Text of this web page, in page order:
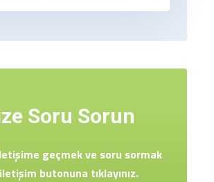
Soru Sorun
geçmek ve soru sormak
butonuna tıklayınız.